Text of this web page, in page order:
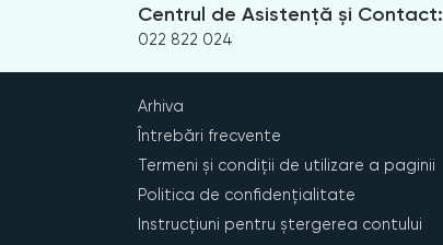
Centrul de Asistență și Contact:
022 822 024
Arhiva
Întrebări frecvente
Termeni și condiții de utilizare a paginii
Politica de confidențialitate
Instrucțiuni pentru ștergerea contului